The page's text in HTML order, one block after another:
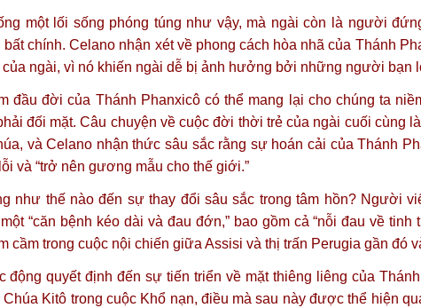
một lối sống phóng túng như vậy, mà ngài còn là người
chính. Celano nhận xét về phong cách hòa nhã của Thánh
của ngài, vì nó khiến ngài dễ bị ảnh hưởng bởi những người bạn
đầu đời của Thánh Phanxicô có thể mang lại cho chúng ta
đối mặt. Câu chuyện về cuộc đời thời trẻ của ngài cuối cùng
và Celano nhận thức sâu sắc rằng sự hoán cải của Thánh
và “trở nên gương mẫu cho thế giới.”
như thế nào đến sự thay đổi sâu sắc trong tâm hồn? Người
“căn bệnh kéo dài và đau đớn,” bao gồm cả “nỗi đau về tinh
cầm trong cuộc nội chiến giữa Assisi và thị trấn Perugia gần đó
động quyết định đến sự tiến triển về mặt thiêng liêng của
Kitô trong cuộc Khổ nạn, điều mà sau này được thể hiện